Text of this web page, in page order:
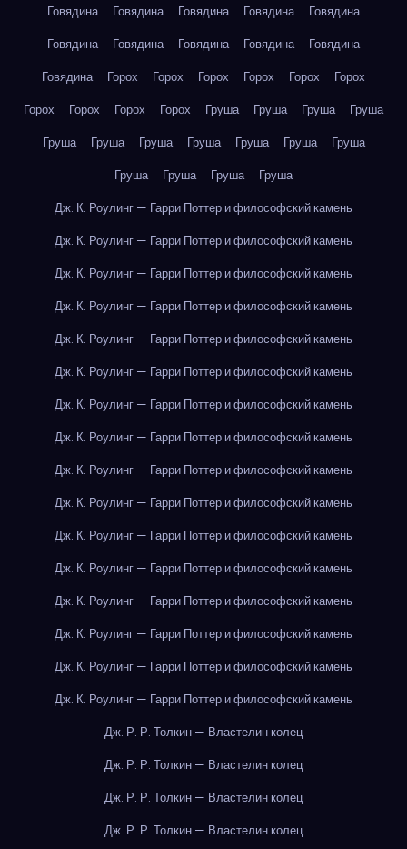
Говядина
Говядина Говядина Говядина
Говядина
Говядина
Говядина Говядина Говядина
Говядина
Говядина
Горох Горох Горох Горох Горох
Горох
Горох
Горох Горох Горох Груша Груша Груша
Груша
Груша
Груша Груша Груша Груша Груша
Груша
Груша
Груша Груша
Груша
Дж. К. Роулинг — Гарри Поттер и философский камень
Дж. К. Роулинг — Гарри Поттер и философский камень
Дж. К. Роулинг — Гарри Поттер и философский камень
Дж. К. Роулинг — Гарри Поттер и философский камень
Дж. К. Роулинг — Гарри Поттер и философский камень
Дж. К. Роулинг — Гарри Поттер и философский камень
Дж. К. Роулинг — Гарри Поттер и философский камень
Дж. К. Роулинг — Гарри Поттер и философский камень
Дж. К. Роулинг — Гарри Поттер и философский камень
Дж. К. Роулинг — Гарри Поттер и философский камень
Дж. К. Роулинг — Гарри Поттер и философский камень
Дж. К. Роулинг — Гарри Поттер и философский камень
Дж. К. Роулинг — Гарри Поттер и философский камень
Дж. К. Роулинг — Гарри Поттер и философский камень
Дж. К. Роулинг — Гарри Поттер и философский камень
Дж. К. Роулинг — Гарри Поттер и философский камень
Дж. Р. Р. Толкин — Властелин колец
Дж. Р. Р. Толкин — Властелин колец
Дж. Р. Р. Толкин — Властелин колец
Дж. Р. Р. Толкин — Властелин колец